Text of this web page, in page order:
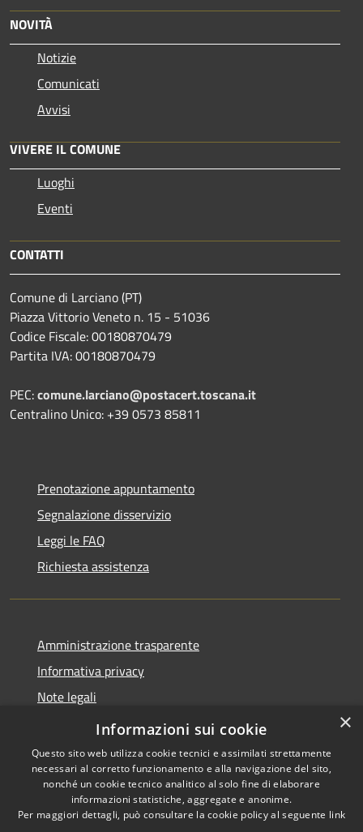
NOVITÀ
Notizie
Comunicati
Avvisi
VIVERE IL COMUNE
Luoghi
Eventi
CONTATTI
Comune di Larciano (PT)
Piazza Vittorio Veneto n. 15 - 51036
Codice Fiscale: 00180870479
Partita IVA: 00180870479
PEC:comune.larciano@postacert.toscana.it
Centralino Unico: +39 0573 85811
Prenotazione appuntamento
Segnalazione disservizio
Leggi le FAQ
Richiesta assistenza
Amministrazione trasparente
Informativa privacy
Note legali
Dichiarazione di accessibilità
Accessibilità
Copyright © 2026 • Comune di
Larciano • Powered by
×
Informazioni sui cookie
Questo sito web utilizza cookie tecnici e assimilati strettamente
necessari al corretto funzionamento e alla navigazione del sito,
nonché un cookie tecnico analitico al solo fine di elaborare
informazioni statistiche, aggregate e anonime.
Per maggiori dettagli, può consultare la cookie policy al seguente link